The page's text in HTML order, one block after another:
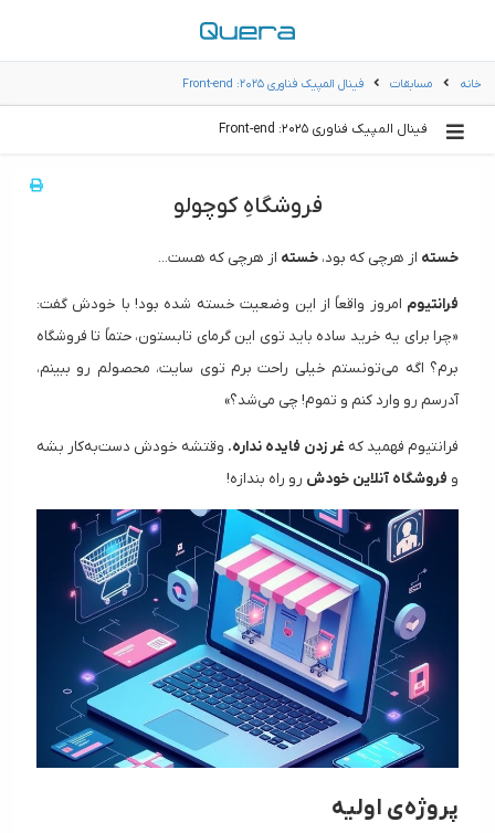
خانه مسابقات فینال المپیک فناوری ۲۰۲۵: Front-end
فینال المپیک فناوری ۲۰۲۵: Front-end
فروشگاهِ کوچولو
خسته از هرچی که بود، خسته از هرچی که هست...
فرانتیوم امروز واقعاً از این وضعیت خسته شده بود! با خودش گفت:
«چرا برای یه خرید ساده باید توی این گرمای تابستون، حتماً تا فروشگاه
برم؟ اگه می‌تونستم خیلی راحت برم توی سایت، محصولم رو ببینم،
آدرسم رو وارد کنم و تموم! چی می‌شد؟»
فرانتیوم فهمید که غر زدن فایده نداره. وقتشه خودش دست‌به‌کار بشه
و فروشگاه آنلاین خودش رو راه بندازه!
پروژه‌ی اولیه